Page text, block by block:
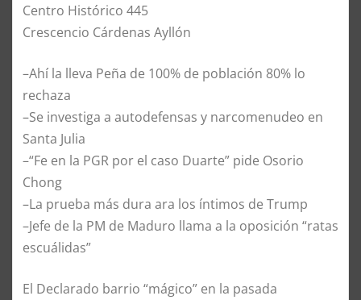
Centro Histórico 445
Crescencio Cárdenas Ayllón
–Ahí la lleva Peña de 100% de población 80% lo
rechaza
–Se investiga a autodefensas y narcomenudeo en
Santa Julia
–“Fe en la PGR por el caso Duarte” pide Osorio
Chong
–La prueba más dura ara los íntimos de Trump
–Jefe de la PM de Maduro llama a la oposición “ratas
escuálidas”
El Declarado barrio “mágico” en la pasada